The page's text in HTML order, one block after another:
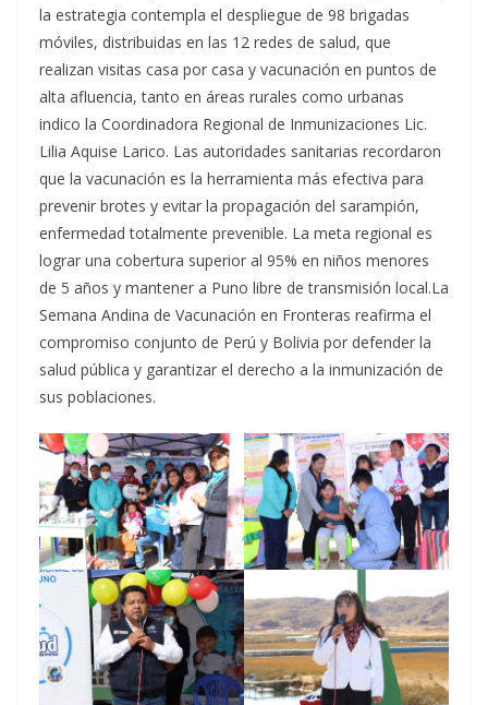
la estrategia contempla el despliegue de 98 brigadas
móviles, distribuidas en las 12 redes de salud, que
realizan visitas casa por casa y vacunación en puntos de
alta afluencia, tanto en áreas rurales como urbanas
indico la Coordinadora Regional de Inmunizaciones Lic.
Lilia Aquise Larico. Las autoridades sanitarias recordaron
que la vacunación es la herramienta más efectiva para
prevenir brotes y evitar la propagación del sarampión,
enfermedad totalmente prevenible. La meta regional es
lograr una cobertura superior al 95% en niños menores
de 5 años y mantener a Puno libre de transmisión local.La
Semana Andina de Vacunación en Fronteras reafirma el
compromiso conjunto de Perú y Bolivia por defender la
salud pública y garantizar el derecho a la inmunización de
sus poblaciones.